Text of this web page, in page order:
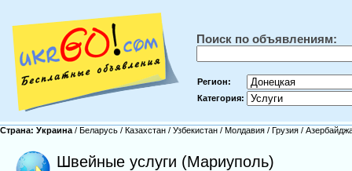
Поиск по объявлениям:
Регион:
Категория:
Страна: Украина / Беларусь / Казахстан / Узбекистан / Молдавия / Грузия /
Швейные услуги (Мариуполь)